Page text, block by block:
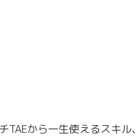
から一生使えるスキル